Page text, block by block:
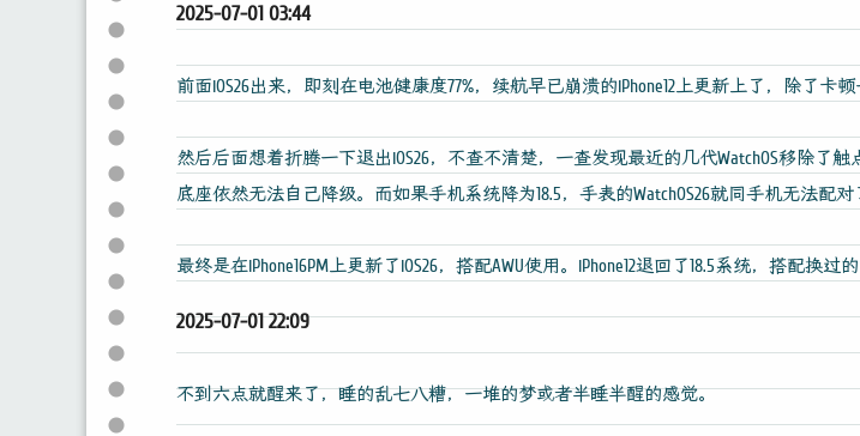
2025-07-01 03:44
前面iOS26出来，即刻在电池健康度77%，续航早已崩溃的iPhone12上更新上了，除了卡
然后后面想着折腾一下退出iOS26，不查不清楚，一查发现最近的几代WatchOS移除
底座依然无法自己降级。而如果手机系统降为18.5，手表的WatchOS26就同手机无法配对
最终是在iPhone16PM上更新了iOS26，搭配AWU使用。iPhone12退回了18.5系统，搭配换
2025-07-01 22:09
不到六点就醒来了，睡的乱七八糟，一堆的梦或者半睡半醒的感觉。